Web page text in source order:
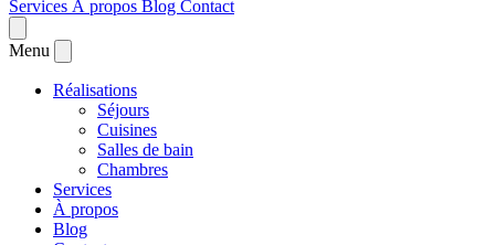
Services À propos Blog Contact
Menu
Réalisations
Séjours
Cuisines
Salles de bain
Chambres
Services
À propos
Blog